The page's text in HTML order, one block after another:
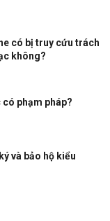
có bị truy cứu trách
không?
phạm pháp?
và bảo hộ kiểu